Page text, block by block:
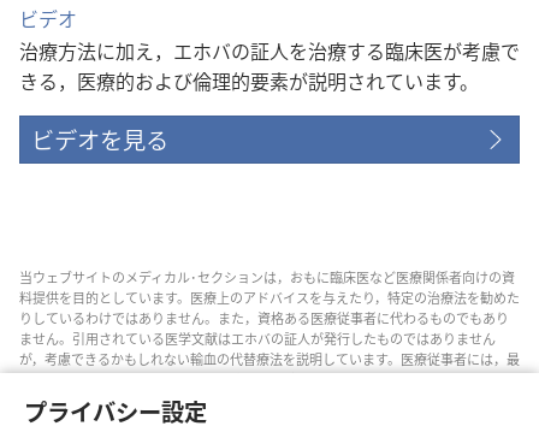
プライバシー設定
ビデオ
治療方法に加え，エホバの証人を治療する臨床医が考慮で
きる，医療的および倫理的要素が説明されています。
ビデオを見る
当ウェブサイトのメディカル･セクションは，おもに臨床医など医療関係者向けの資
料提供を目的としています。医療上のアドバイスを与えたり，特定の治療法を勧めた
りしているわけではありません。また，資格ある医療従事者に代わるものでもあり
ません。引用されている医学文献はエホバの証人が発行したものではありません
が，考慮できるかもしれない輸血の代替療法を説明しています。医療従事者には，最
新情報に通じるようにし，患者と治療の選択肢について話し合い，患者が自分の健
康状態，意思，価値観，信条に合った決定を下せるよう助ける責任があります。記
されている方法すべてがどの患者にも当てはまるとは限らず，患者によっては受け入